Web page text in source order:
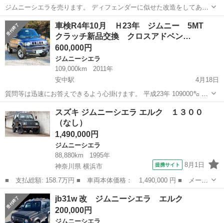
ジムニーシエラを売ります。 ディフェンダーに似せた改造をしてあり
ます。 他の人と違う車が乗りたい方、自分らしい車を乗りたい方にお
すすめです。 車名:ジムニーシエラ グレード:1.5JLセーフティサポート
車 カラー:ブルー...
群馬 高崎市 高崎駅 ジムニーシエラ
車検R4年10月 Ｈ23年 ジムニー 5MT
クラッチ新品交換 クロスアドベン…
600,000円
ジムニーシエラ
109,000km
2011年
安中駅
4月18日
質問等は迅速にお答えできるよう心掛けます。 平成23年 109000㌔ 4
ＷＤ ！！ お気軽に質問や現車確認のお問い合わせください。 ご連絡
お待ちしております
安中駅 自動車
スズキ ジムニーシエラ エルク １３００
（なし）
1,490,000円
ジムニーシエラ
88,880km
1995年
神奈川県 横浜市
提携サイト 8月1日
■ 支払総額: 158.7万円 ■ 車両本体価格： 1,490,000 円 ■ メーカ
ー名： スズキ ■ 車種名： ジムニーシエラ ■ グレード名： エ
ルク １３００ ■ 排気量： 1300cc ■ ドア枚数： 3D ■ ...
神奈川 横浜市 ジムニーシエラ
jb31w 改 ジムニーシエラ エルク
200,000円
ジムニーシエラ